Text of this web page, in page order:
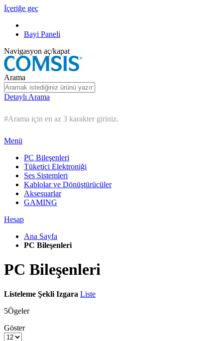
İçeriğe geç
Bayi Paneli
Navigasyon aç/kapat
Arama
Detaylı Arama
#Arama için en az 3 karakter giriniz.
Menü
PC Bileşenleri
Tüketici Elektroniği
Ses Sistemleri
Kablolar ve Dönüştürücüler
Aksesuarlar
GAMING
Hesap
Ana Sayfa
PC Bileşenleri
PC Bileşenleri
Listeleme Şekli Izgara Liste
5Ögeler
Göster